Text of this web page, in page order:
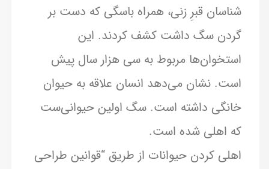
شناسان قبرِ زنی، همراه باسگی که دست بر
گردن سگ داشت کشف کردند. این
استخوان‌ها مربوط به سی هزار سال پیش
است. نشان می‌دهد انسان علاقه به حیوان
خانگی داشته است. سگ اولین حیوانی‌ست
که اهلی شده است.
اهلی کردن حیوانات از طریق “قوانین طراحی